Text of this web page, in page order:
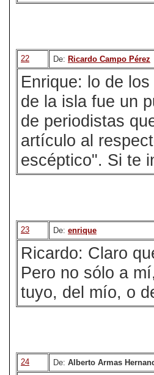
22 De: Ricardo Campo Pérez
Enrique: lo de
de la isla fue un
de periodistas
artículo al
escéptico". Si te
23 De: enrique
Ricardo: Claro
Pero no sólo a
tuyo, del mío, o
24 De: Alberto Armas